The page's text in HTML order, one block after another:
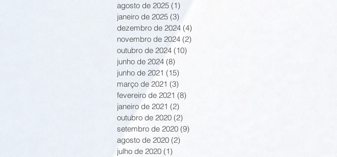
agosto de 2025 (1) 1 post
janeiro de 2025 (3)
dezembro de 2024 (4)
novembro de 2024 (2)
outubro de 2024 (10)
junho de 2024 (8)
junho de 2021 (15)
março de 2021 (3)
fevereiro de 2021 (8)
janeiro de 2021 (2)
outubro de 2020 (2)
setembro de 2020 (9)
agosto de 2020 (2)
julho de 2020 (1)